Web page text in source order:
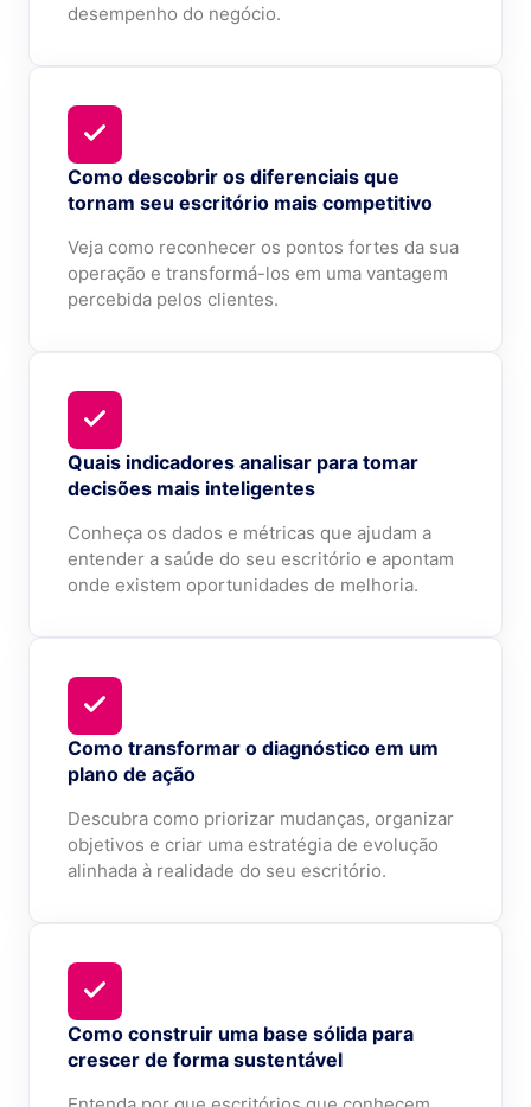
desempenho do negócio.
Como descobrir os diferenciais que
tornam seu escritório mais competitivo
Veja como reconhecer os pontos fortes da sua
operação e transformá-los em uma vantagem
percebida pelos clientes.
Quais indicadores analisar para tomar
decisões mais inteligentes
Conheça os dados e métricas que ajudam a
entender a saúde do seu escritório e apontam
onde existem oportunidades de melhoria.
Como transformar o diagnóstico em um
plano de ação
Descubra como priorizar mudanças, organizar
objetivos e criar uma estratégia de evolução
alinhada à realidade do seu escritório.
Como construir uma base sólida para
crescer de forma sustentável